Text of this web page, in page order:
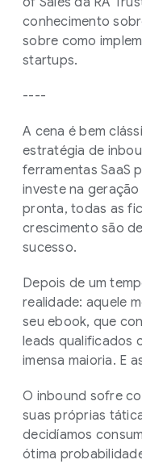
conhecimento
sobre como
startups.
----
A cena é bem
estratégia de
ferramentas SaaS
investe na
pronta, todas as
crescimento são
sucesso.
Depois de um
realidade: aquele
seu ebook, que
leads qualificados
imensa maioria. E
O inbound sofre
suas próprias
decidíamos
ótima